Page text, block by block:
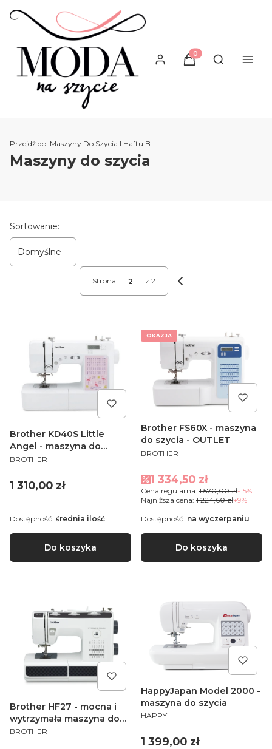
Produkty w
Otwórz
Przejdź do: Maszyny Do Szycia I Haftu Brother
Maszyny do szycia
Lista produktów
Sortowanie:
Domyślne
Poprzednie
Strona z 2
Brother KD40S Little
Angel - maszyna do
szycia
PRODUCENT
BROTHER
Cena
1 310,00 zł
Do koszyka
Dostępność: średnia ilość
OKAZJA
Brother FS60X - maszyna
do szycia - OUTLET
PRODUCENT
BROTHER
Cena promocyjna
1 334,50 zł
Cena regularna: 1 570,00 zł-15%
Najniższa cena: 1 224,60 zł+9%
Do koszyka
Dostępność: na wyczerpaniu
Brother HF27 - mocna i
wytrzymała maszyna do
szycia
PRODUCENT
BROTHER
HappyJapan Model 2000 -
maszyna do szycia
PRODUCENT
HAPPY
Cena
1 399,00 zł